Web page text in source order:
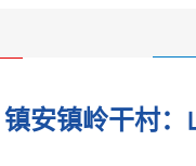
镇安镇岭干村：